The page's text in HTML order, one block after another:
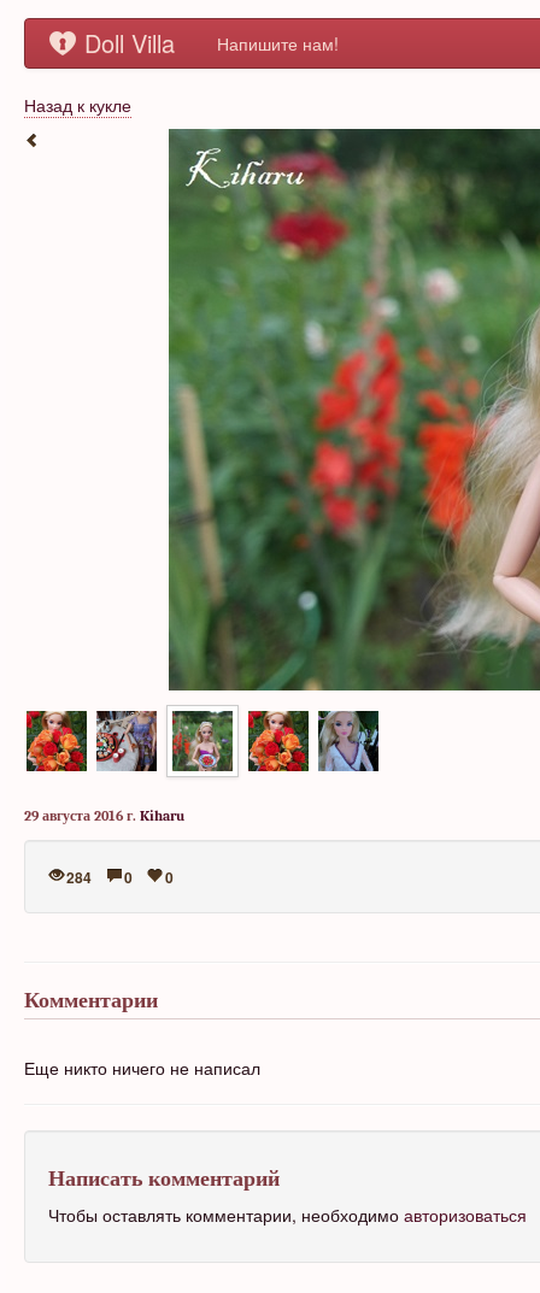
Doll Villa Напишите нам!
Назад к кукле
29 августа 2016 г. Kiharu
284 0 0
Комментарии
Еще никто ничего не написал
Написать комментарий
Чтобы оставлять комментарии, необходимо авторизоваться